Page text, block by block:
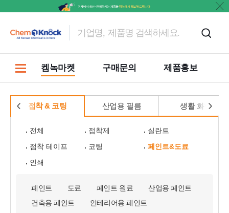
켐녹마켓 구매문의 제품홍보
접착 & 코팅 산업용 필름 생활 화학
전체 접착제
실란트
점착 테이프
코팅
페인트&도료
인쇄
페인트 도료 페인트 원료
산업용 페인트
건축용 페인트
인테리어용 페인트